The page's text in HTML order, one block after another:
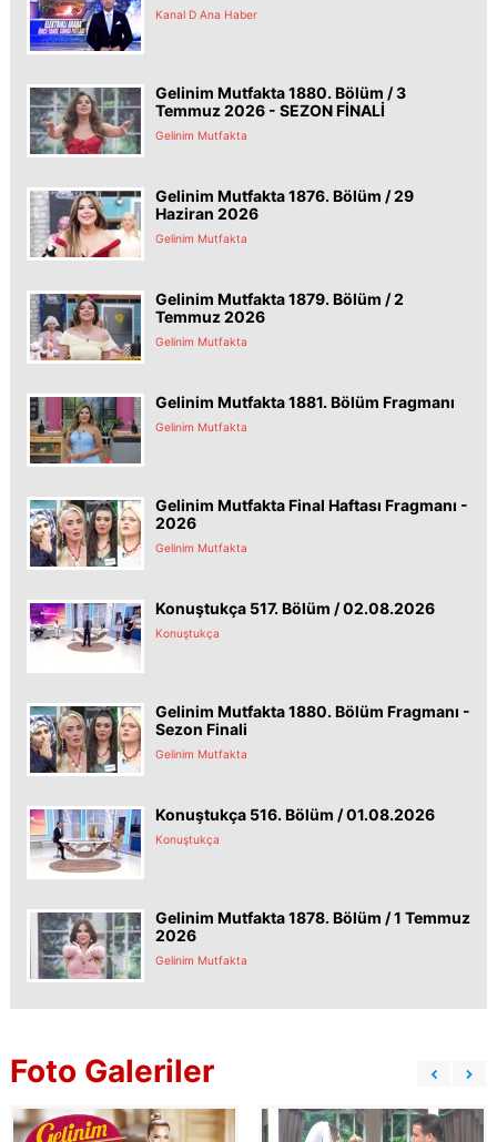
Kanal D Ana Haber
Gelinim Mutfakta 1880. Bölüm / 3
Temmuz 2026 - SEZON FİNALİ
Gelinim Mutfakta
Gelinim Mutfakta 1876. Bölüm / 29
Haziran 2026
Gelinim Mutfakta
Gelinim Mutfakta 1879. Bölüm / 2
Temmuz 2026
Gelinim Mutfakta
Gelinim Mutfakta 1881. Bölüm Fragmanı
Gelinim Mutfakta
Gelinim Mutfakta Final Haftası Fragmanı -
2026
Gelinim Mutfakta
Konuştukça 517. Bölüm / 02.08.2026
Konuştukça
Gelinim Mutfakta 1880. Bölüm Fragmanı -
Sezon Finali
Gelinim Mutfakta
Konuştukça 516. Bölüm / 01.08.2026
Konuştukça
Gelinim Mutfakta 1878. Bölüm / 1 Temmuz
2026
Gelinim Mutfakta
Foto Galeriler